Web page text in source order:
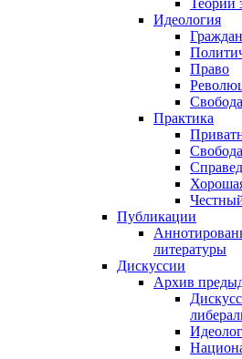
Теории
Идеология
Право
Практика
Публикации
литературы
Дискуссии
Архив